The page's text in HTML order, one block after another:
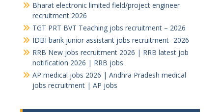
Bharat electronic limited field/project engineer
recruitment 2026
TGT PRT BVT Teaching jobs recruitment – 2026
IDBI bank junior assistant jobs recruitment- 2026
RRB New jobs recruitment 2026 | RRB latest job
notification 2026 | RRB jobs
AP medical jobs 2026 | Andhra Pradesh medical
jobs recruitment | AP jobs